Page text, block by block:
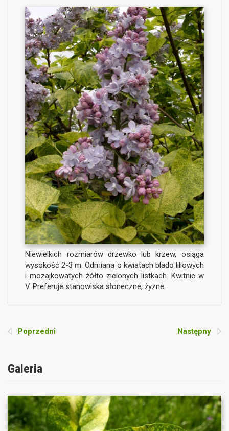
Niewielkich rozmiarów drzewko lub krzew, osiąga
wysokość 2-3 m. Odmiana o kwiatach blado liliowych
i mozajkowatych żółto zielonych listkach. Kwitnie w
V. Preferuje stanowiska słoneczne, żyzne.
Poprzedni Następny
Galeria